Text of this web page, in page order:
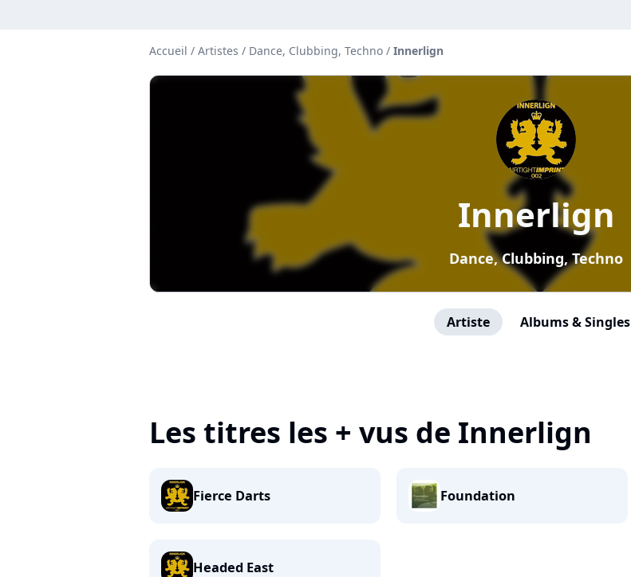
Accueil / Artistes / Dance, Clubbing, Techno / Innerlign
Innerlign
Dance, Clubbing, Techno
Artiste Albums & Singles
Les titres les + vus de Innerlign
Fierce Darts Foundation
Headed East